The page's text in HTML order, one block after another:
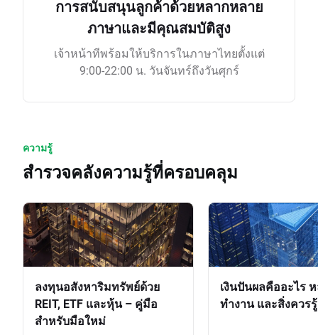
การสนับสนุนลูกค้าด้วยหลากหลาย
ภาษาและมีคุณสมบัติสูง
เจ้าหน้าทีพร้อมให้บริการในภาษาไทยตั้งแต่
9:00-22:00 น. วันจันทร์ถึงวันศุกร์
ความรู้
สำรวจคลังความรู้ที่ครอบคลุม
ลงทุนอสังหาริมทรัพย์ด้วย
REIT, ETF และหุ้น – คู่มือ
สำหรับมือใหม่
เงินปันผลคืออะไร
ทำงาน และสิ่งควรรู้